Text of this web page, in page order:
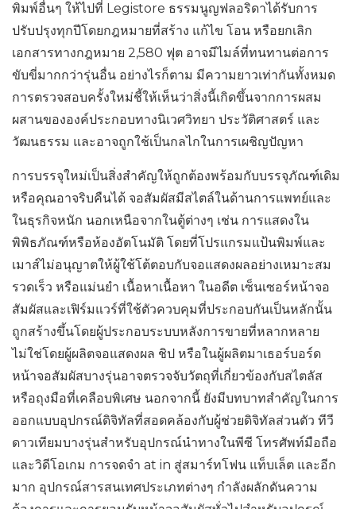
พิมพ์อื่นๆ ให้ไปที่ Legistore ธรรมนูญฟลอริดาได้รับการ
ปรับปรุงทุกปีโดยกฎหมายที่สร้าง แก้ไข โอน หรือยกเลิก
เอกสารทางกฎหมาย 2,580 ฟุต อาจมีไมล์ที่ทนทานต่อการ
ขับขี่มากกว่ารุ่นอื่น อย่างไรก็ตาม มีความยาวเท่ากันทั้งหมด
การตรวจสอบครั้งใหม่ชี้ให้เห็นว่าสิ่งนี้เกิดขึ้นจากการผสม
ผสานขององค์ประกอบทางนิเวศวิทยา ประวัติศาสตร์ และ
วัฒนธรรม และอาจถูกใช้เป็นกลไกในการเผชิญปัญหา
การบรรจุใหม่เป็นสิ่งสำคัญให้ถูกต้องพร้อมกับบรรจุภัณฑ์เดิม
หรือคุณอาจริบคืนได้ จอสัมผัสมีสไตล์ในด้านการแพทย์และ
ในธุรกิจหนัก นอกเหนือจากในตู้ต่างๆ เช่น การแสดงใน
พิพิธภัณฑ์หรือห้องอัตโนมัติ โดยที่โปรแกรมแป้นพิมพ์และ
เมาส์ไม่อนุญาตให้ผู้ใช้โต้ตอบกับจอแสดงผลอย่างเหมาะสม
รวดเร็ว หรือแม่นยำ เนื้อหาเนื้อหา ในอดีต เซ็นเซอร์หน้าจอ
สัมผัสและเฟิร์มแวร์ที่ใช้ตัวควบคุมที่ประกอบกันเป็นหลักนั้น
ถูกสร้างขึ้นโดยผู้ประกอบระบบหลังการขายที่หลากหลาย
ไม่ใช่โดยผู้ผลิตจอแสดงผล ชิป หรือในผู้ผลิตมาเธอร์บอร์ด
หน้าจอสัมผัสบางรุ่นอาจตรวจจับวัตถุที่เกี่ยวข้องกับสไตลัส
หรือถุงมือที่เคลือบพิเศษ นอกจากนี้ ยังมีบทบาทสำคัญในการ
ออกแบบอุปกรณ์ดิจิทัลที่สอดคล้องกับผู้ช่วยดิจิทัลส่วนตัว ทีวี
ดาวเทียมบางรุ่นสำหรับอุปกรณ์นำทางในพีซี โทรศัพท์มือถือ
และวิดีโอเกม การจดจำ at in สู่สมาร์ทโฟน แท็บเล็ต และอีก
มาก อุปกรณ์สารสนเทศประเภทต่างๆ กำลังผลักดันความ